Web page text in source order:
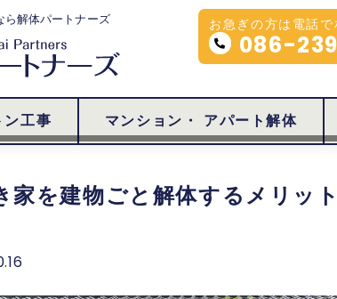
ら解体パートナーズ お急ぎの方は電話
086-
ン工事 マンション・ アパート解体
家を建物ごと解体するメリッ